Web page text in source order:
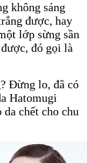
không sáng
được, hay
lớp sừng sần
đó gọi là
Đừng lo, đã có
Hatomugi
chết cho chu